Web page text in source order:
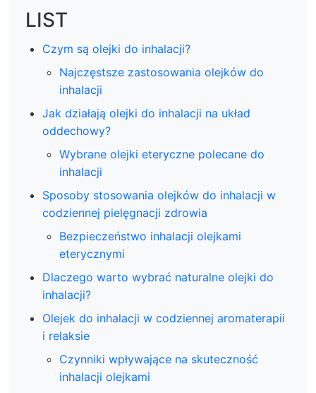
LIST
Czym są olejki do inhalacji?
Najczęstsze zastosowania olejków do
inhalacji
Jak działają olejki do inhalacji na układ
oddechowy?
Wybrane olejki eteryczne polecane do
inhalacji
Sposoby stosowania olejków do inhalacji w
codziennej pielęgnacji zdrowia
Bezpieczeństwo inhalacji olejkami
eterycznymi
Dlaczego warto wybrać naturalne olejki do
inhalacji?
Olejek do inhalacji w codziennej aromaterapii
i relaksie
Czynniki wpływające na skuteczność
inhalacji olejkami